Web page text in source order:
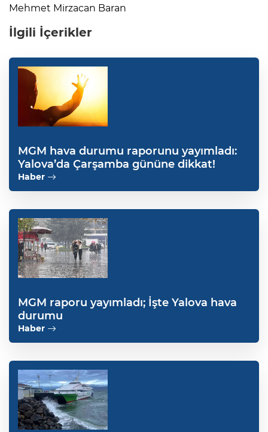
Mehmet Mirzacan Baran
İlgili İçerikler
MGM hava durumu raporunu yayımladı:
Yalova’da Çarşamba gününe dikkat!
Haber
MGM raporu yayımladı; İşte Yalova hava
durumu
Haber